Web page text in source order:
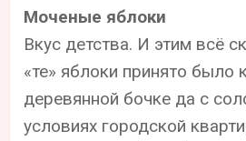
Моченые яблоки
Вкус детства. И этим всё
«те» яблоки принято было
деревянной бочке да с
условиях городской